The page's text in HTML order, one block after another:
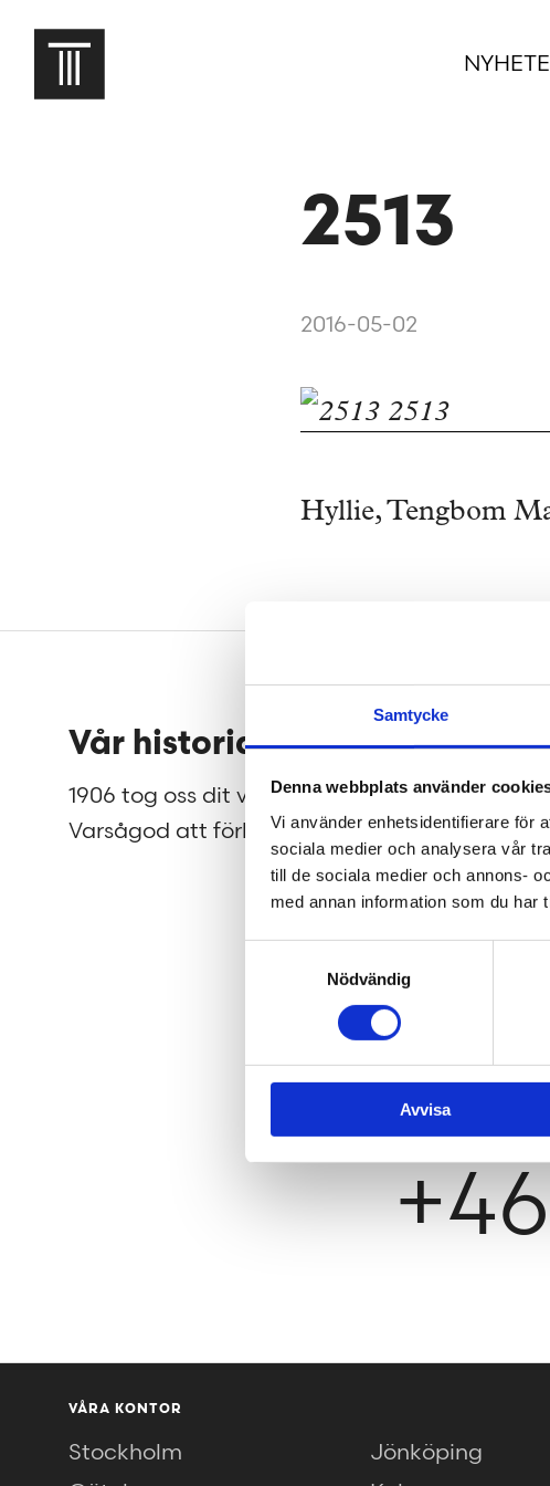
Samtycke
Denna webbplats använder
Vi använder enhetsidentifierare för
sociala medier och analysera vår
till de sociala medier och annons-
med annan information som du har
Nödvändig
Avvisa
2513
2016-05-02
Hyllie, Tengbom
Sidfot
Vår historia
1906 tog oss dit vi är idag.
Varsågod att förkovra.
Jobba
På
efter
flytta
av dig!
VÅRA KONTOR
Stockholm
Jönköping